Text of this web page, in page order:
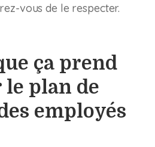
vous de le respecter.
ça prend
plan de
employés